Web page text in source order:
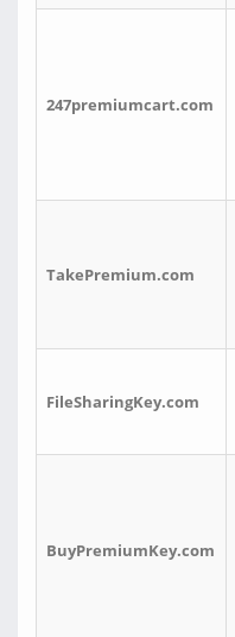
247premiumcart.com
TakePremium.com
FileSharingKey.com
BuyPremiumKey.com